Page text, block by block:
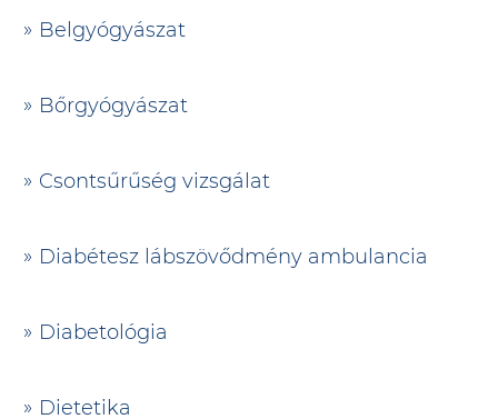
Belgyógyászat
Bőrgyógyászat
Csontsűrűség vizsgálat
Diabétesz lábszövődmény ambulancia
Diabetológia
Dietetika